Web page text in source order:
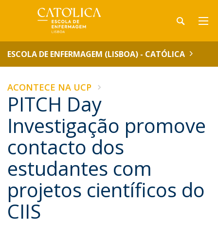
ESCOLA DE ENFERMAGEM (LISBOA) - CATÓLICA
ACONTECE NA UCP
PITCH Day
Investigação promove
contacto dos
estudantes com
projetos científicos do
CIIS